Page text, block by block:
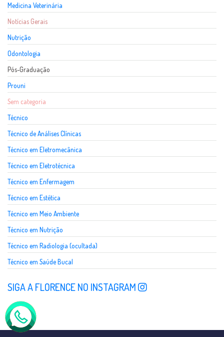
Medicina Veterinária
Notícias Gerais
Nutrição
Odontologia
Pós-Graduação
Prouni
Sem categoria
Técnico
Técnico de Análises Clínicas
Técnico em Eletromecânica
Técnico em Eletrotécnica
Técnico em Enfermagem
Técnico em Estética
Técnico em Meio Ambiente
Técnico em Nutrição
Técnico em Radiologia (ocultada)
Técnico em Saúde Bucal
SIGA A FLORENCE NO INSTAGRAM